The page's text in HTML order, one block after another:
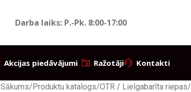
Darba laiks: P.-Pk. 8:00-17:00
Akcijas piedāvājumi Ražotāji Kontakti
Sākums/Produktu katalogs/OTR / Lielgabarīta riepas/